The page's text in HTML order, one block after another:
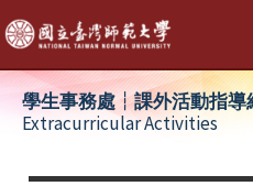
Skip
to
content
學生事務處┆課外活動指導
Extracurricular Activities